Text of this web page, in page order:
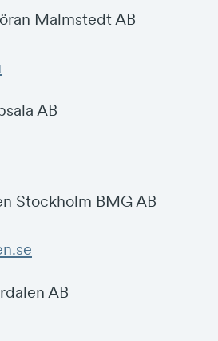
Malmstedt AB
AB
Stockholm BMG AB
AB